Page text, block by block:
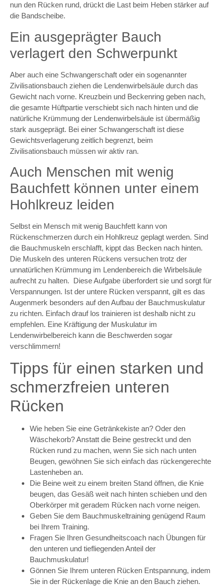
nun den Rücken rund, drückt die Last beim Heben stärker auf
die Bandscheibe.
Ein ausgeprägter Bauch
verlagert den Schwerpunkt
Aber auch eine Schwangerschaft oder ein sogenannter
Zivilisationsbauch ziehen die Lendenwirbelsäule durch das
Gewicht nach vorne. Kreuzbein und Beckenring geben nach,
die gesamte Hüftpartie verschiebt sich nach hinten und die
natürliche Krümmung der Lendenwirbelsäule ist übermäßig
stark ausgeprägt. Bei einer Schwangerschaft ist diese
Gewichtsverlagerung zeitlich begrenzt, beim
Zivilisationsbauch müssen wir aktiv ran.
Auch Menschen mit wenig
Bauchfett können unter einem
Hohlkreuz leiden
Selbst ein Mensch mit wenig Bauchfett kann von
Rückenschmerzen durch ein Hohlkreuz geplagt werden. Sind
die Bauchmuskeln erschlafft, kippt das Becken nach hinten.
Die Muskeln des unteren Rückens versuchen trotz der
unnatürlichen Krümmung im Lendenbereich die Wirbelsäule
aufrecht zu halten. Diese Aufgabe überfordert sie und sorgt für
Verspannungen. Ist der untere Rücken verspannt, gilt es das
Augenmerk besonders auf den Aufbau der Bauchmuskulatur
zu richten. Einfach drauf los trainieren ist deshalb nicht zu
empfehlen. Eine Kräftigung der Muskulatur im
Lendenwirbelbereich kann die Beschwerden sogar
verschlimmern!
Tipps für einen starken und
schmerzfreien unteren
Rücken
Wie heben Sie eine Getränkekiste an? Oder den
Wäschekorb? Anstatt die Beine gestreckt und den
Rücken rund zu machen, wenn Sie sich nach unten
Beugen, gewöhnen Sie sich einfach das rückengerechte
Lastenheben an.
Die Beine weit zu einem breiten Stand öffnen, die Knie
beugen, das Gesäß weit nach hinten schieben und den
Oberkörper mit geradem Rücken nach vorne neigen.
Geben Sie dem Bauchmuskeltraining genügend Raum
bei Ihrem Training.
Fragen Sie Ihren Gesundheitscoach nach Übungen für
den unteren und tiefliegenden Anteil der
Bauchmuskulatur!
Gönnen Sie Ihrem unteren Rücken Entspannung, indem
Sie in der Rückenlage die Knie an den Bauch ziehen.